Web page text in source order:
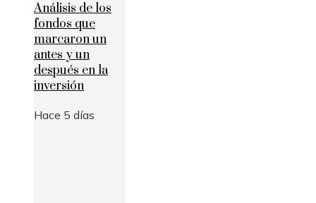
Análisis de los
fondos que
marcaron un
antes y un
después en la
inversión
Hace 5 días